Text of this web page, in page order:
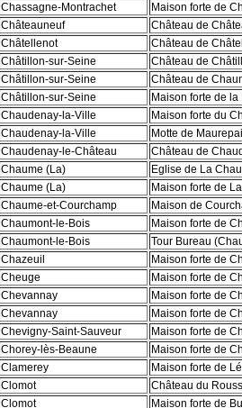
Chassagne-Montrachet
Maison forte de
Châteauneuf
Château de
Châtellenot
Château de
Châtillon-sur-Seine
Château de
Châtillon-sur-Seine
Château de
Châtillon-sur-Seine
Maison forte de
Chaudenay-la-Ville
Maison forte du
Chaudenay-la-Ville
Motte de
Chaudenay-le-Château
Château de
Chaume (La)
Eglise de La
Chaume (La)
Maison forte de
Chaume-et-Courchamp
Maison de
Chaumont-le-Bois
Maison forte de
Chaumont-le-Bois
Tour Bureau
Chazeuil
Maison forte de
Cheuge
Maison forte de
Chevannay
Maison forte de
Chevannay
Maison forte de
Chevigny-Saint-Sauveur
Maison forte de
Chorey-lès-Beaune
Maison forte de
Clamerey
Maison forte de
Clomot
Château du
Clomot
Maison forte de